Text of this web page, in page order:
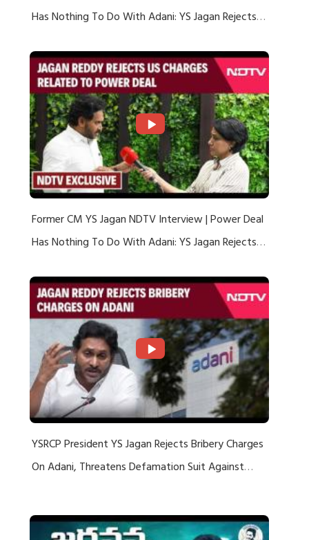
Has Nothing To Do With Adani: YS Jagan Rejects
Former CM YS Jagan NDTV Interview | Power Deal
Has Nothing To Do With Adani: YS Jagan Rejects
YSRCP President YS Jagan Rejects Bribery Charges
On Adani, Threatens Defamation Suit Against